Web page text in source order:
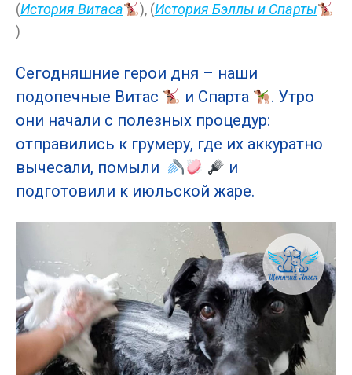
(История Витаса ), (История Бэллы и Спарты
)
Сегодняшние герои дня – наши
подопечные Витас
и Спарта
. Утро
они начали с полезных процедур:
отправились к грумеру, где их аккуратно
вычесали, помыли
и
подготовили к июльской жаре.